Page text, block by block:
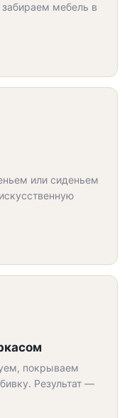
мебель в
или сиденьем
покрываем
Результат —